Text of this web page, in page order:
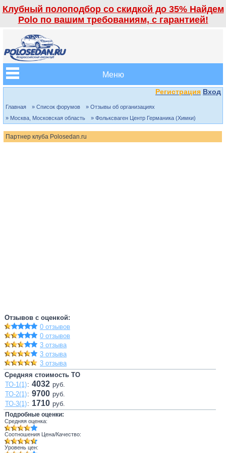
Клубный полоподбор со скидкой до 35% Найдем
Polo по вашим требованиям, с гарантией!
Меню
Регистрация Вход
Главная » Список форумов
» Отзывы об организациях
» Москва, Московская область
» Фольксваген Центр Германика (Химки)
Партнер клуба Polosedan.ru
Отзывов с оценкой:
0 отзывов
0 отзывов
3 отзыва
3 отзыва
3 отзыва
Средняя стоимость ТО
ТО-1(1): 4032 руб.
ТО-2(1): 9700 руб.
ТО-3(1): 1710 руб.
Подробные оценки:
Средняя оценка:
Соотношения Цена/Качество:
Уровень цен: